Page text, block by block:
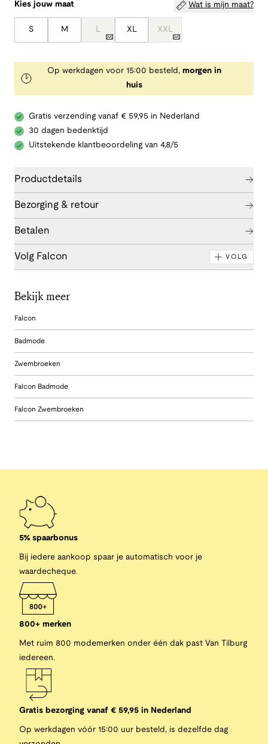
Kies jouw maat Wat is mijn maat?
S M L XL XXL
Op werkdagen voor 15:00 besteld, morgen in
huis
Gratis verzending vanaf € 59,95 in Nederland
30 dagen bedenktijd
Uitstekende klantbeoordeling van 4,8/5
Productdetails
Bezorging & retour
Betalen
Volg Falcon VOLG
Bekijk meer
Falcon
Badmode
Zwembroeken
Falcon Badmode
Falcon Zwembroeken
5% spaarbonus
Bij iedere aankoop spaar je automatisch voor je
waardecheque.
800+ merken
Met ruim 800 modemerken onder één dak past Van Tilburg
iedereen.
Gratis bezorging vanaf € 59,95 in Nederland
Op werkdagen vóór 15:00 uur besteld, is dezelfde dag